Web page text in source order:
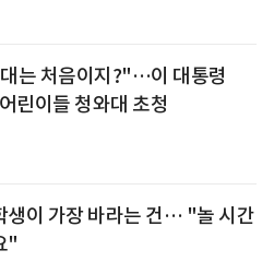
는 처음이지?"…이 대통령
린이들 청와대 초청
생이 가장 바라는 건… "놀 시간
"